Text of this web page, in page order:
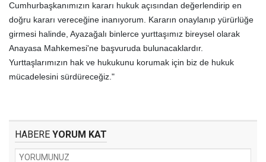
Cumhurbaşkanımızın kararı hukuk açısından değerlendirip en
doğru kararı vereceğine inanıyorum. Kararın onaylanıp yürürlüğe
girmesi halinde, Ayazağalı binlerce yurttaşımız bireysel olarak
Anayasa Mahkemesi'ne başvuruda bulunacaklardır.
Yurttaşlarımızın hak ve hukukunu korumak için biz de hukuk
mücadelesini sürdüreceğiz."
HABERE YORUM KAT